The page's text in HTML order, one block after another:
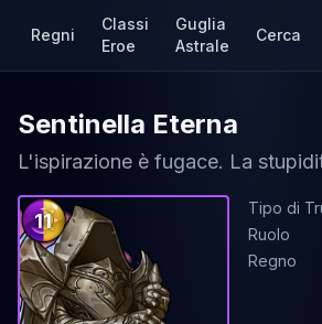
Regni
Classi
Eroe
Guglia
Astrale
Cerca
Sentinella Eterna
L'ispirazione è fugace. La
11
Tipo di
Ruolo
Regno